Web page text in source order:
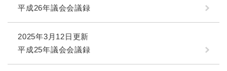
平成26年議会会議録
2025年3月12日更新
平成25年議会会議録